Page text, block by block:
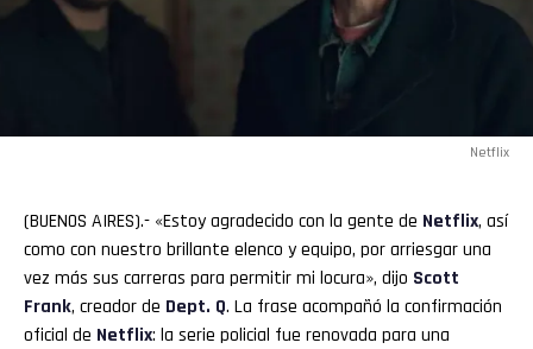
Netflix
(BUENOS AIRES).- «Estoy agradecido con la gente de Netflix, así
como con nuestro brillante elenco y equipo, por arriesgar una
vez más sus carreras para permitir mi locura», dijo Scott
Frank, creador de Dept. Q. La frase acompañó la confirmación
oficial de Netflix: la serie policial fue renovada para una